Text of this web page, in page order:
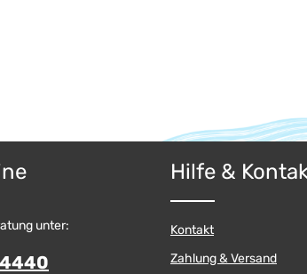
unter:
Hilfe &
Kontakt
Zahlung & Versand